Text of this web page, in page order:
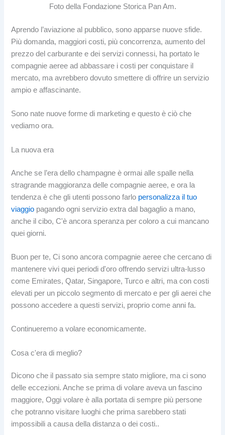
Foto della Fondazione Storica Pan Am.
Aprendo l’aviazione al pubblico, sono apparse nuove sfide.
Più domanda, maggiori costi, più concorrenza, aumento del
prezzo del carburante e dei servizi connessi, ha portato le
compagnie aeree ad abbassare i costi per conquistare il
mercato, ma avrebbero dovuto smettere di offrire un servizio
ampio e affascinante.
Sono nate nuove forme di marketing e questo è ciò che
vediamo ora.
La nuova era
Anche se l’era dello champagne è ormai alle spalle nella
stragrande maggioranza delle compagnie aeree, e ora la
tendenza è che gli utenti possono farlo personalizza il tuo
viaggio pagando ogni servizio extra dal bagaglio a mano,
anche il cibo, C'è ancora speranza per coloro a cui mancano
quei giorni.
Buon per te, Ci sono ancora compagnie aeree che cercano di
mantenere vivi quei periodi d'oro offrendo servizi ultra-lusso
come Emirates, Qatar, Singapore, Turco e altri, ma con costi
elevati per un piccolo segmento di mercato e per gli aerei che
possono accedere a questi servizi, proprio come anni fa.
Continueremo a volare economicamente.
Cosa c'era di meglio?
Dicono che il passato sia sempre stato migliore, ma ci sono
delle eccezioni. Anche se prima di volare aveva un fascino
maggiore, Oggi volare è alla portata di sempre più persone
che potranno visitare luoghi che prima sarebbero stati
impossibili a causa della distanza o dei costi..